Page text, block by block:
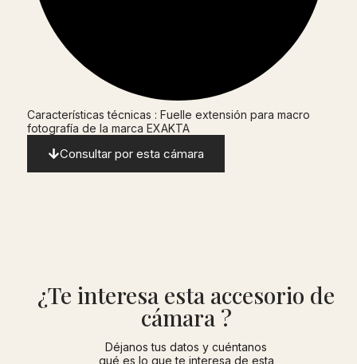
Características técnicas : Fuelle extensión para macro
fotografía de la marca EXAKTA
Consultar por esta cámara
¿Te interesa esta accesorio de
cámara ?
Déjanos tus datos y cuéntanos
qué es lo que te interesa de esta